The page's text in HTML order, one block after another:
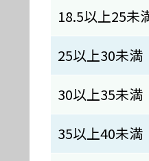
18.5以上25未
25以上30未満
30以上35未満
35以上40未満